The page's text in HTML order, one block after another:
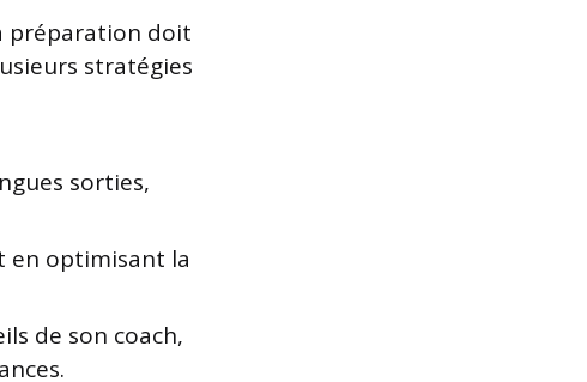
préparation doit
stratégies
sorties,
en optimisant la
de son coach,